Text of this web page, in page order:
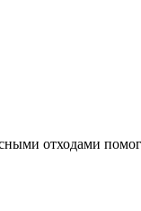
отходами